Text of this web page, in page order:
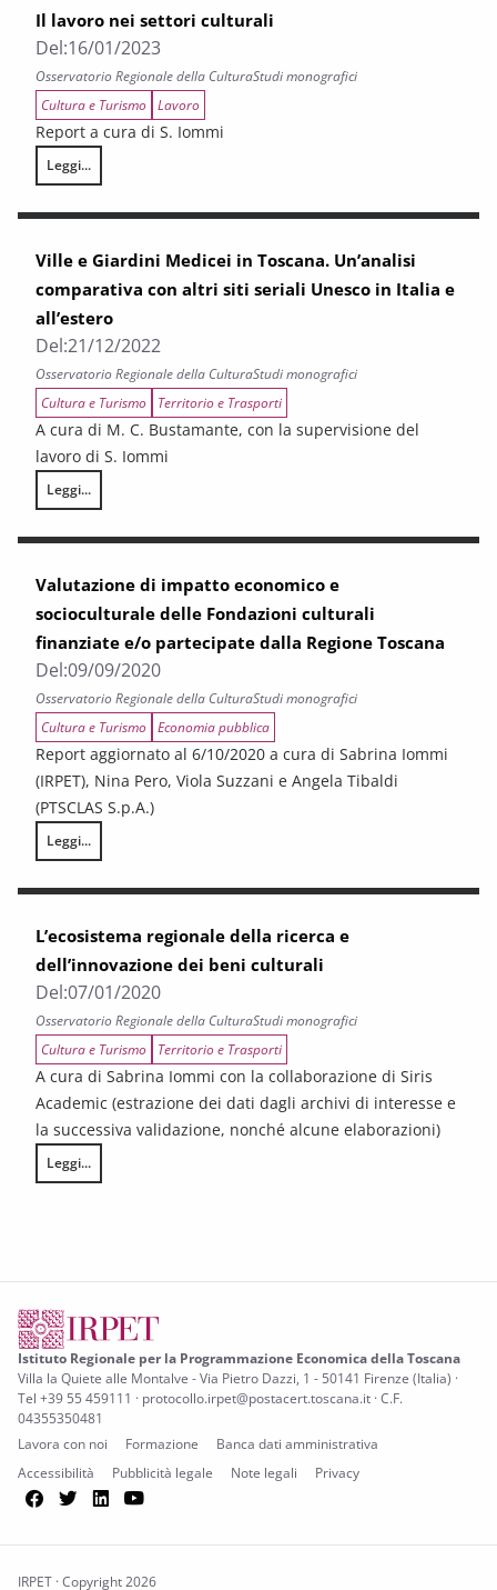
Il lavoro nei settori culturali
Del:16/01/2023
Osservatorio Regionale della CulturaStudi monografici
Cultura e Turismo Lavoro
Report a cura di S. Iommi
Leggi...
Il lavoro nei settori culturali
Ville e Giardini Medicei in Toscana. Un’analisi
comparativa con altri siti seriali Unesco in Italia e
all’estero
Del:21/12/2022
Osservatorio Regionale della CulturaStudi monografici
Cultura e Turismo
Territorio e Trasporti
A cura di M. C. Bustamante, con la supervisione del
lavoro di S. Iommi
Leggi...
Ville e Giardini Medicei in Toscana. Un’analisi comparativa con altri
Valutazione di impatto economico e
socioculturale delle Fondazioni culturali
finanziate e/o partecipate dalla Regione Toscana
Del:09/09/2020
Osservatorio Regionale della CulturaStudi monografici
Cultura e Turismo Economia pubblica
Report aggiornato al 6/10/2020 a cura di Sabrina Iommi
(IRPET), Nina Pero, Viola Suzzani e Angela Tibaldi
(PTSCLAS S.p.A.)
Leggi...
Valutazione di impatto economico e socioculturale delle Fondazioni
L’ecosistema regionale della ricerca e
dell’innovazione dei beni culturali
Del:07/01/2020
Osservatorio Regionale della CulturaStudi monografici
Cultura e Turismo
Territorio e Trasporti
A cura di Sabrina Iommi con la collaborazione di Siris
Academic (estrazione dei dati dagli archivi di interesse e
la successiva validazione, nonché alcune elaborazioni)
Leggi...
L’ecosistema regionale della ricerca e dell’innovazione dei beni culturali
Istituto Regionale per la Programmazione Economica della Toscana
Villa la Quiete alle Montalve - Via Pietro Dazzi, 1 - 50141 Firenze (Italia) ·
Tel +39 55 459111 · protocollo.irpet@postacert.toscana.it · C.F.
04355350481
Lavora con noi
Formazione
Banca dati amministrativa
Accessibilità
Pubblicità legale Note legali Privacy
Facebook
TwitterLinkedIn
IRPET · Copyright 2026